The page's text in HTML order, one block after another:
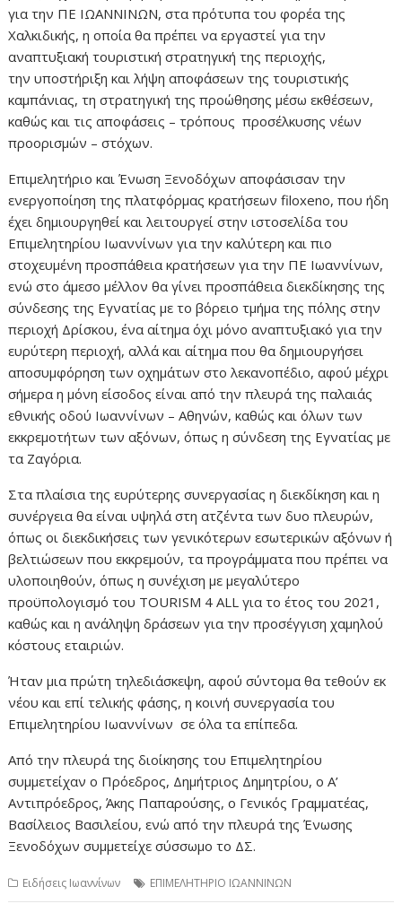
για την ΠΕ ΙΩΑΝΝΙΝΩΝ, στα πρότυπα του φορέα της
Χαλκιδικής, η οποία θα πρέπει να εργαστεί για την
αναπτυξιακή τουριστική στρατηγική της περιοχής,
την υποστήριξη και λήψη αποφάσεων της τουριστικής
καμπάνιας, τη στρατηγική της προώθησης μέσω εκθέσεων,
καθώς και τις αποφάσεις – τρόπους προσέλκυσης νέων
προορισμών – στόχων.
Επιμελητήριο και Ένωση Ξενοδόχων αποφάσισαν την
ενεργοποίηση της πλατφόρμας κρατήσεων filoxeno, που ήδη
έχει δημιουργηθεί και λειτουργεί στην ιστοσελίδα του
Επιμελητηρίου Ιωαννίνων για την καλύτερη και πιο
στοχευμένη προσπάθεια κρατήσεων για την ΠΕ Ιωαννίνων,
ενώ στο άμεσο μέλλον θα γίνει προσπάθεια διεκδίκησης της
σύνδεσης της Εγνατίας με το βόρειο τμήμα της πόλης στην
περιοχή Δρίσκου, ένα αίτημα όχι μόνο αναπτυξιακό για την
ευρύτερη περιοχή, αλλά και αίτημα που θα δημιουργήσει
αποσυμφόρηση των οχημάτων στο λεκανοπέδιο, αφού μέχρι
σήμερα η μόνη είσοδος είναι από την πλευρά της παλαιάς
εθνικής οδού Ιωαννίνων – Αθηνών, καθώς και όλων των
εκκρεμοτήτων των αξόνων, όπως η σύνδεση της Εγνατίας με
τα Ζαγόρια.
Στα πλαίσια της ευρύτερης συνεργασίας η διεκδίκηση και η
συνέργεια θα είναι υψηλά στη ατζέντα των δυο πλευρών,
όπως οι διεκδικήσεις των γενικότερων εσωτερικών αξόνων ή
βελτιώσεων που εκκρεμούν, τα προγράμματα που πρέπει να
υλοποιηθούν, όπως η συνέχιση με μεγαλύτερο
προϋπολογισμό του TOURISM 4 ALL για το έτος του 2021,
καθώς και η ανάληψη δράσεων για την προσέγγιση χαμηλού
κόστους εταιριών.
Ήταν μια πρώτη τηλεδιάσκεψη, αφού σύντομα θα τεθούν εκ
νέου και επί τελικής φάσης, η κοινή συνεργασία του
Επιμελητηρίου Ιωαννίνων σε όλα τα επίπεδα.
Από την πλευρά της διοίκησης του Επιμελητηρίου
συμμετείχαν ο Πρόεδρος, Δημήτριος Δημητρίου, ο Α’
Αντιπρόεδρος, Άκης Παπαρούσης, ο Γενικός Γραμματέας,
Βασίλειος Βασιλείου, ενώ από την πλευρά της Ένωσης
Ξενοδόχων συμμετείχε σύσσωμο το ΔΣ.
Ειδήσεις Ιωαννίνων ΕΠΙΜΕΛΗΤΗΡΙΟ ΙΩΑΝΝΙΝΩΝ